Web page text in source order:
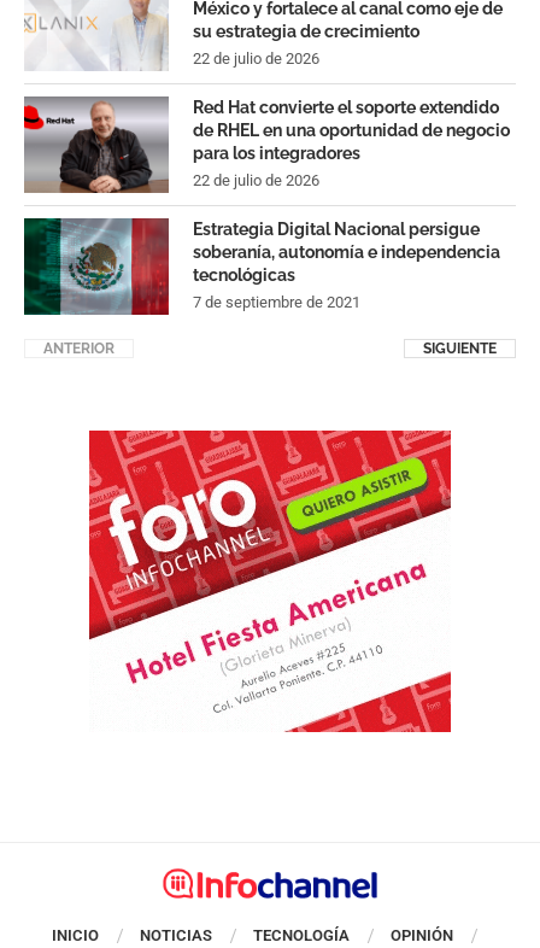
México y fortalece al canal como eje de
su estrategia de crecimiento
22 de julio de 2026
Red Hat convierte el soporte extendido
de RHEL en una oportunidad de negocio
para los integradores
22 de julio de 2026
Estrategia Digital Nacional persigue
soberanía, autonomía e independencia
tecnológicas
7 de septiembre de 2021
ANTERIOR SIGUIENTE
INICIO NOTICIAS TECNOLOGÍA OPINIÓN